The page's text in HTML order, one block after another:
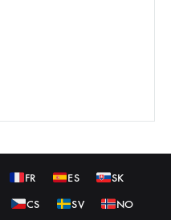
FR ES
SK
CS SV NO